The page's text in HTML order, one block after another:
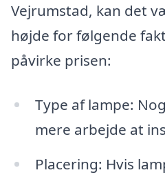
Vejrumstad, kan det
højde for følgende
påvirke prisen:
Type af lampe:
mere arbejde at
Placering: Hvis